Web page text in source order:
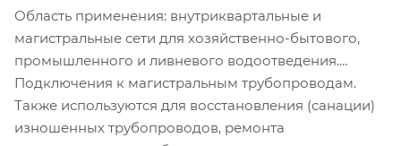
Область применения: внутриквартальные и
магистральные сети для хозяйственно-бытового,
промышленного и ливневого водоотведения.
Подключения к магистральным трубопроводам.
Также используются для восстановления (санации)
изношенных трубопроводов, ремонта